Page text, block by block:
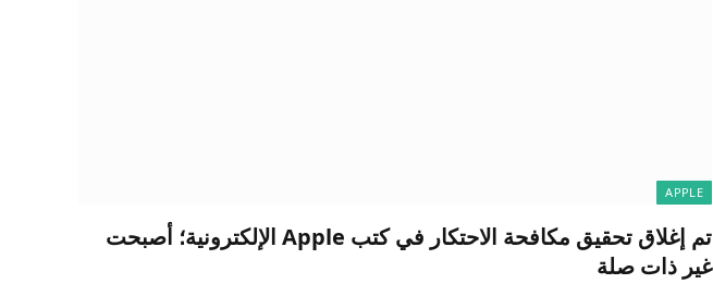
APPLE
تم إغلاق تحقيق مكافحة الاحتكار في كتب Apple الإلكترونية؛ أصبحت
غير ذات صلة